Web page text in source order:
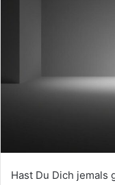
Hast Du Dich jemals